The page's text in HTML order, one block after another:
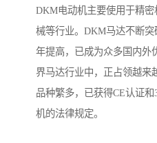
DKM电动机主要使用于精
械等行业。DKM马达不断
年提高，已成为众多国内外
界马达行业中，正占领越来
品种繁多，已获得CE认证
机的法律规定。